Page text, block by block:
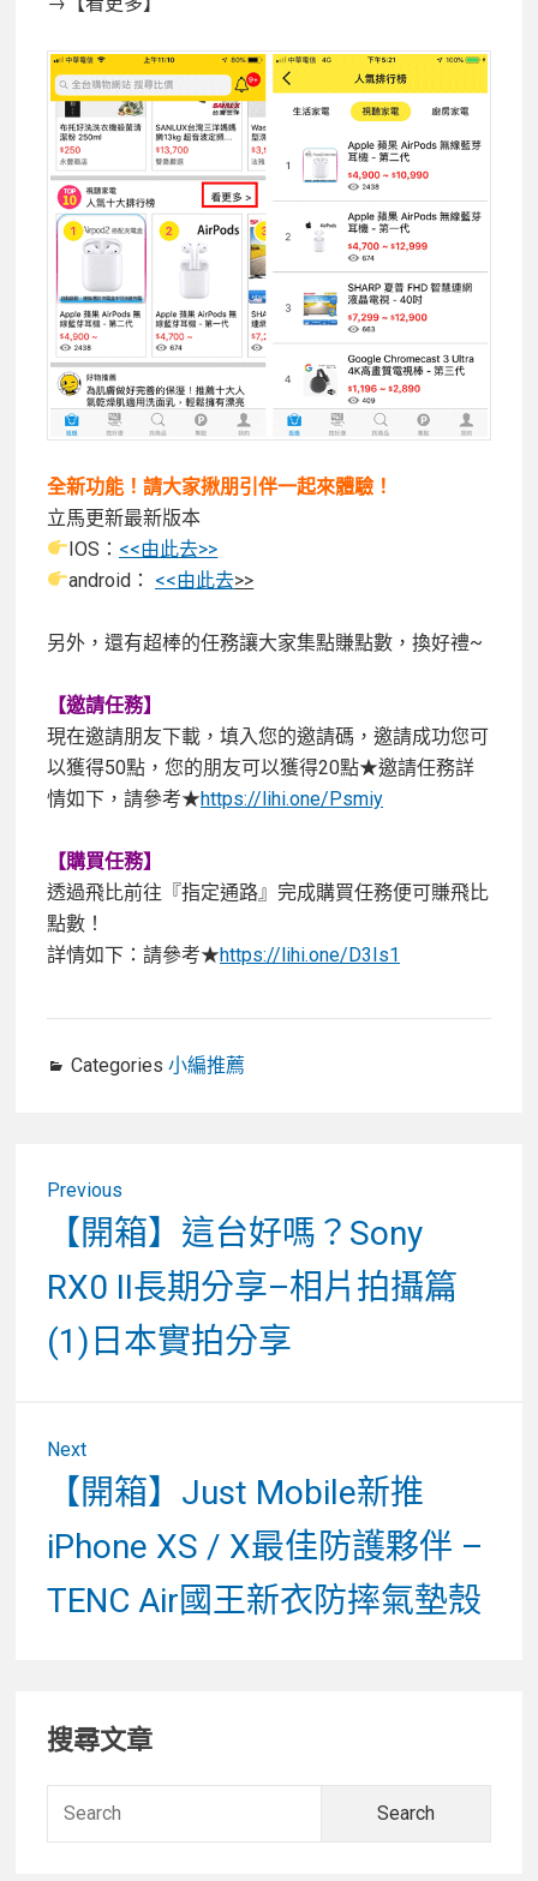
全新功能！請大家揪朋引伴一起來體驗！
立馬更新最新版本
IOS： <<由此去>>
android： <<由此去>>
另外，還有超棒的任務讓大家集點賺點數，換好禮~
【邀請任務】
現在邀請朋友下載，填入您的邀請碼，邀請成功您可
以獲得50點，您的朋友可以獲得20點★邀請任務詳
情如下，請參考★https://lihi.one/Psmiy
【購買任務】
透過飛比前往『指定通路』完成購買任務便可賺飛比
點數！
詳情如下：請參考★https://lihi.one/D3Is1
Categories 小編推薦
Previous
Previous
post:
【開箱】這台好嗎？Sony
RX0 II長期分享–相片拍攝篇
(1)日本實拍分享
Next
Next
post:
【開箱】Just Mobile新推
iPhone XS / X最佳防護夥伴 –
TENC Air國王新衣防摔氣墊殼
Primary
Sidebar
搜尋文章